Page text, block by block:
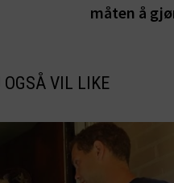
måten å
VIL LIKE